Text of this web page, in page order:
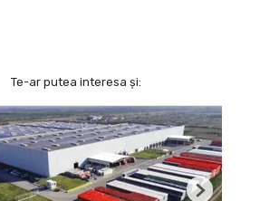
Te-ar putea interesa și:
Next